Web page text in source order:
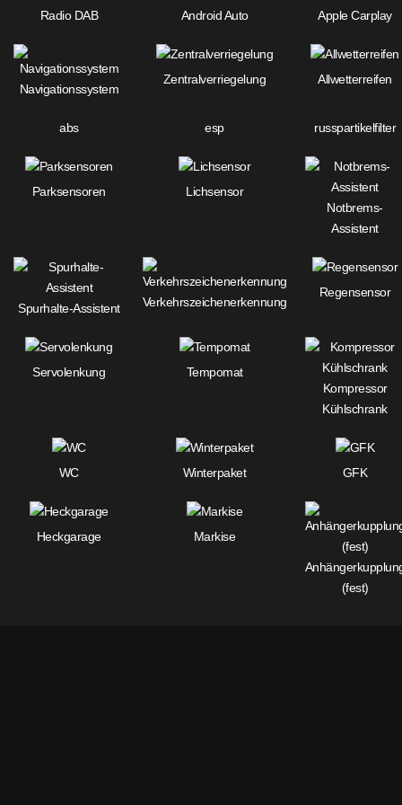
Radio DAB Android Auto Apple Carplay
Navigationssystem
Zentralverriegelung Allwetterreifen
abs esp russpartikelfilter
Parksensoren
Lichsensor
Notbrems-
Assistent
Spurhalte-Assistent Verkehrszeichenerkennung
Regensensor
Servolenkung
Tempomat
Kompressor
Kühlschrank
WC Winterpaket GFK
Heckgarage Markise
(fest)